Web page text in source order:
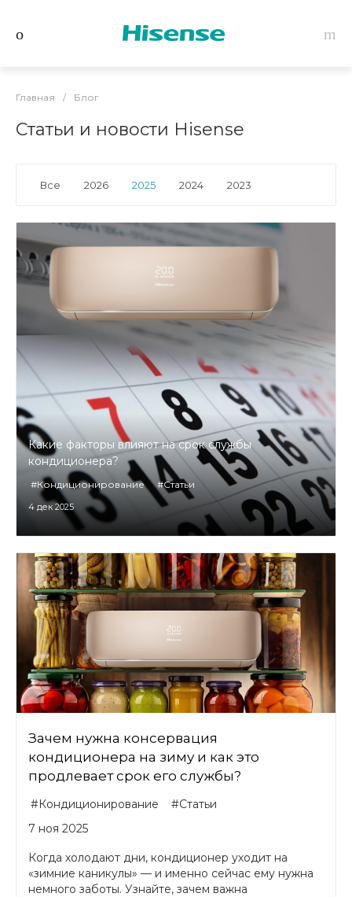
Главная / Блог
Статьи и новости Hisense
Все 2026 2025 2024 2023
Какие факторы влияют на срок службы
кондиционера?
#Кондиционирование #Статьи
4 дек 2025
Зачем нужна консервация
кондиционера на зиму и как это
продлевает срок его службы?
#Кондиционирование
#Статьи
7 ноя 2025
Когда холодают дни, кондиционер уходит на
«зимние каникулы» — и именно сейчас ему нужна
немного заботы. Узнайте, зачем важна